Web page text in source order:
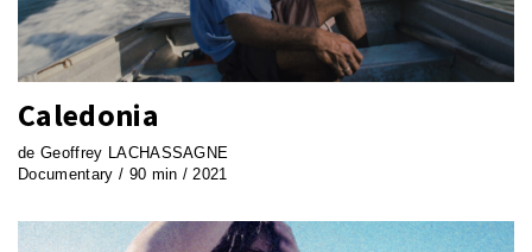
Caledonia
de Geoffrey LACHASSAGNE
Documentary / 90 min / 2021